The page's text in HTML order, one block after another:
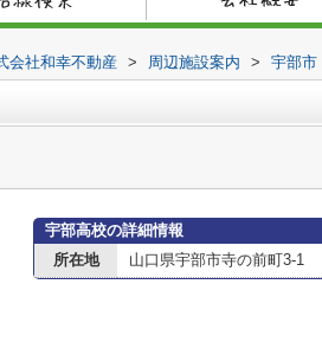
会社和幸不動産 > 周辺施設案内 > 宇部市
宇部高校の詳細情報
所在地
山口県宇部市寺の前町3-1